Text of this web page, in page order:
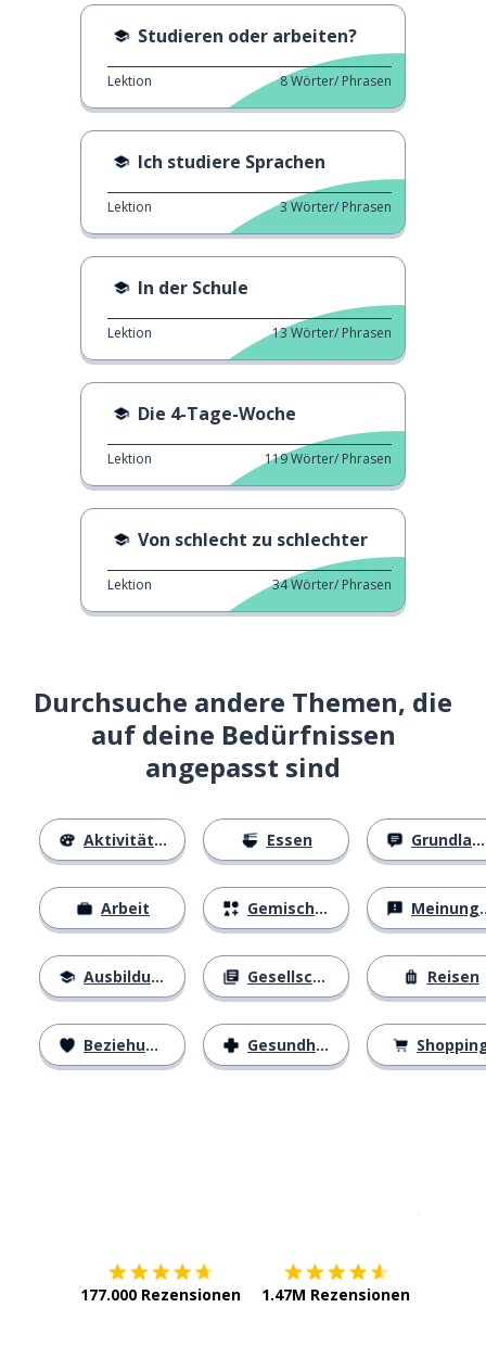
Studieren oder arbeiten?
Lektion 8Wörter/ Phrasen
Ich studiere Sprachen
Lektion 3Wörter/ Phrasen
In der Schule
Lektion 13Wörter/ Phrasen
Die 4-Tage-Woche
Lektion 119Wörter/ Phrasen
Von schlecht zu schlechter
Lektion 34Wörter/ Phrasen
Durchsuche andere Themen, die
auf deine Bedürfnissen
angepasst sind
Aktivitäten
Arbeit
Ausbildung
Beziehungen
Essen
Gemischtes
Gesellschaft
Gesundheit
Grundlagen
Meinungen
Reisen
177.000 Rezensionen 1.47M Rezensionen